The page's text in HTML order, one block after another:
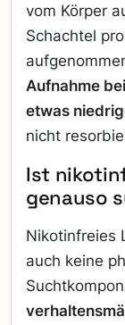
vom Körper
Schachtel
Aufnahme
etwas
nicht
Ist
genauso
Nikotinfreies
auch keine